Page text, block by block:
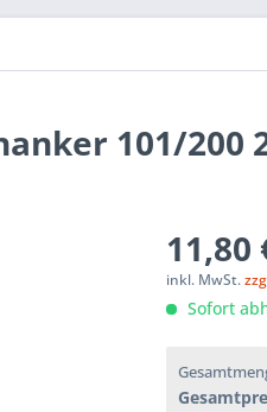
101/200
11,80
inkl. MwSt.
Sofort